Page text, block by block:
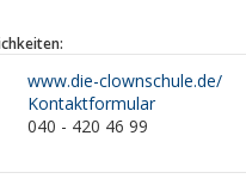
www.die-clownschule.de/
Kontaktformular
040 - 420 46 99